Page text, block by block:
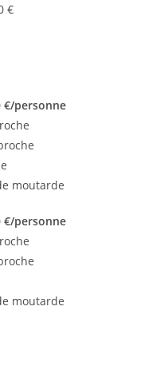
€
€/personne
moutarde
€/personne
moutarde